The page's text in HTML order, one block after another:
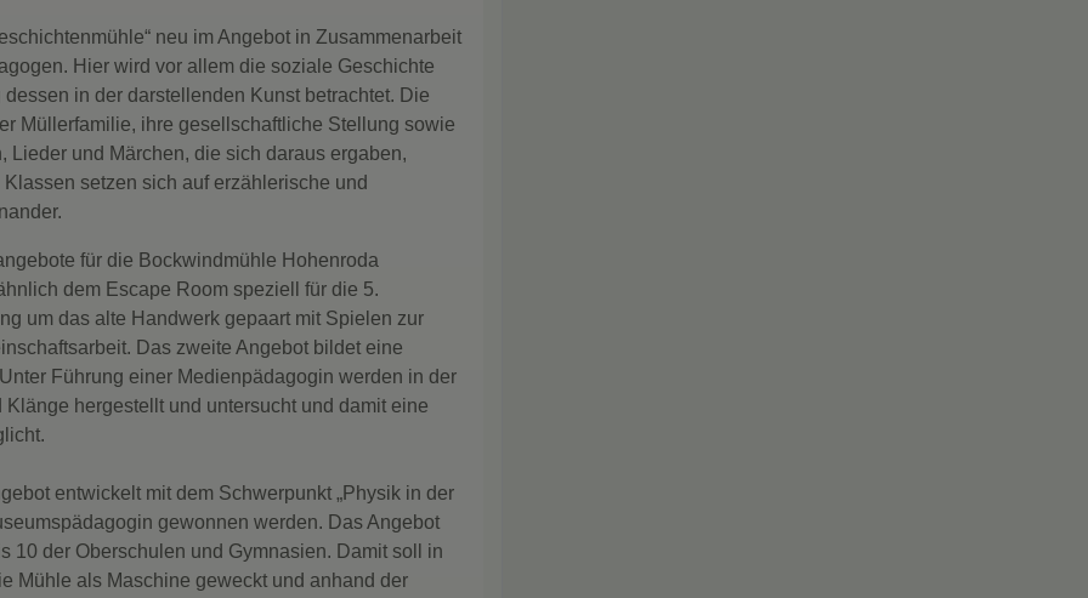
neu im Angebot in Zusammenarbeit
Hier wird vor allem die soziale Geschichte
in der darstellenden Kunst betrachtet. Die
Müllerfamilie, ihre gesellschaftliche Stellung sowie
und Märchen, die sich daraus ergaben,
setzen sich auf erzählerische und
für die Bockwindmühle Hohenroda
dem Escape Room speziell für die 5.
um das alte Handwerk gepaart mit Spielen zur
Das zweite Angebot bildet eine
Führung einer Medienpädagogin werden in der
hergestellt und untersucht und damit eine
entwickelt mit dem Schwerpunkt „Physik in der
gewonnen werden. Das Angebot
10 der Oberschulen und Gymnasien. Damit soll in
Mühle als Maschine geweckt und anhand der